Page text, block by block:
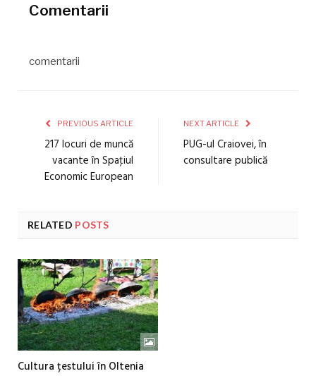
Comentarii
comentarii
PREVIOUS ARTICLE
217 locuri de muncă
vacante în Spaţiul
Economic European
NEXT ARTICLE
PUG-ul Craiovei, în
consultare publică
RELATED POSTS
Cultura țestului în Oltenia